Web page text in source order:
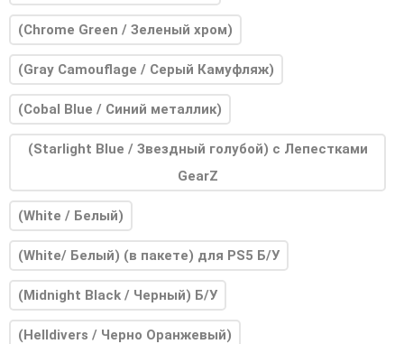
(Chrome Green / Зеленый хром)
(Gray Camouflage / Серый Камуфляж)
(Cobal Blue / Синий металлик)
(Starlight Blue / Звездный голубой) с Лепестками
GearZ
(White / Белый)
(White/ Белый) (в пакете) для PS5 Б/У
(Midnight Black / Черный) Б/У
(Helldivers / Черно Оранжевый)